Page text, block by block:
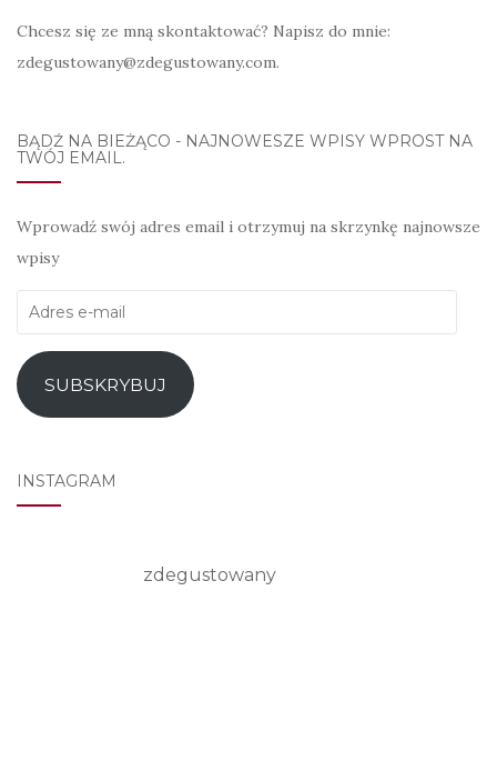
Chcesz się ze mną skontaktować? Napisz do mnie:
zdegustowany@zdegustowany.com.
BĄDŹ NA BIEŻĄCO - NAJNOWESZE WPISY WPROST NA
TWÓJ EMAIL.
Wprowadź swój adres email i otrzymuj na skrzynkę najnowsze
wpisy
Adres
mail
SUBSKRYBUJ
INSTAGRAM
zdegustowany